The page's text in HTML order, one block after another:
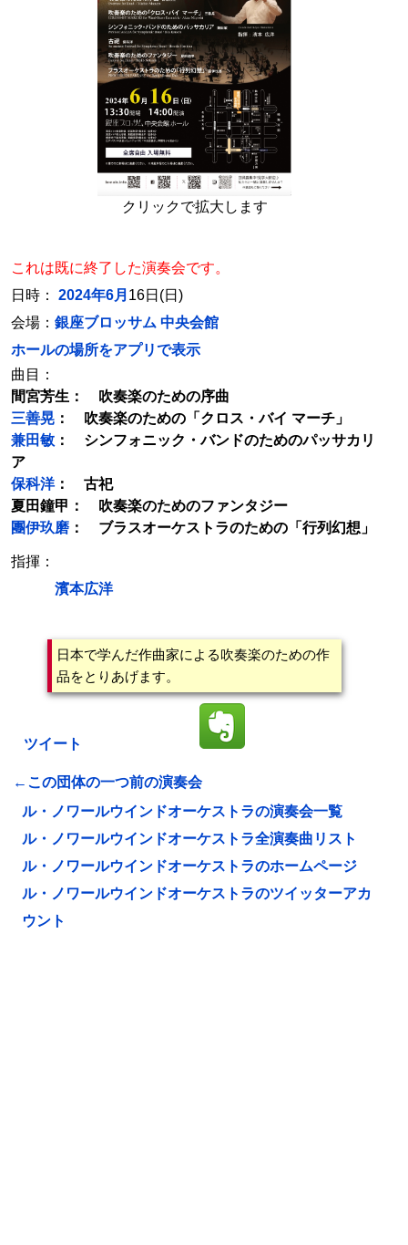
クリックで拡大します
これは既に終了した演奏会です。
日時： 2024年6月 16日(日)
会場： 銀座ブロッサム 中央会館
ホールの場所をアプリで表示
曲目：
間宮芳生： 吹奏楽のための序曲
三善晃 ： 吹奏楽のための「クロス・バイ マーチ」
兼田敏 ： シンフォニック・バンドのためのパッサカリ
ア
保科洋： 古祀
夏田鐘甲： 吹奏楽のためのファンタジー
團伊玖磨 ： ブラスオーケストラのための「行列幻想」
指揮：
濱本広洋
日本で学んだ作曲家による吹奏楽のための作
品をとりあげます。
ツイート
←この団体の一つ前の演奏会
ル・ノワールウインドオーケストラの演奏会一覧
ル・ノワールウインドオーケストラ全演奏曲リスト
ル・ノワールウインドオーケストラのホームページ
ル・ノワールウインドオーケストラのツイッターアカ
ウント